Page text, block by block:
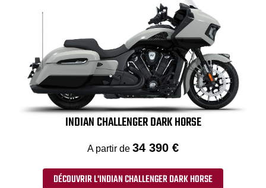
INDIAN CHALLENGER DARK HORSE
A partir de 34 390 €
DÉCOUVRIR L'INDIAN CHALLENGER DARK HORSE